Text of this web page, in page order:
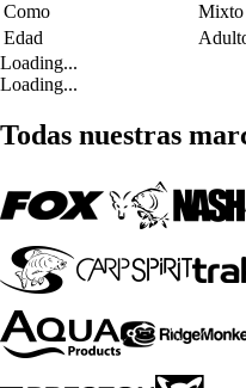
Como
Mixto
Edad
Loading...
Loading...
Todas nuestras